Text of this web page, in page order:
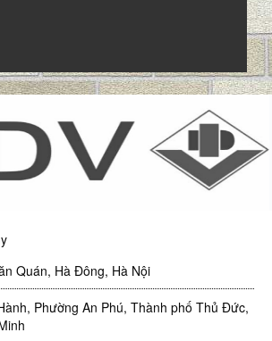
Quán, Hà Đông, Hà Nội
Phường An Phú, Thành phố Thủ Đức,